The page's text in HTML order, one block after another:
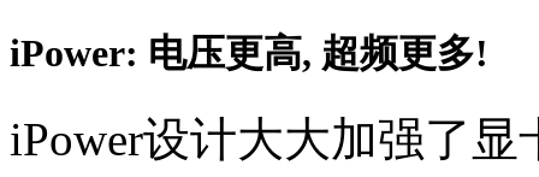
iPower: 电压更高, 超频更多!
iPower设计大大加强了